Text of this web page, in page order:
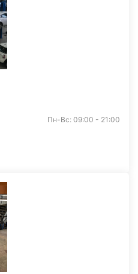
Пн-Вс: 09:00 - 21:00